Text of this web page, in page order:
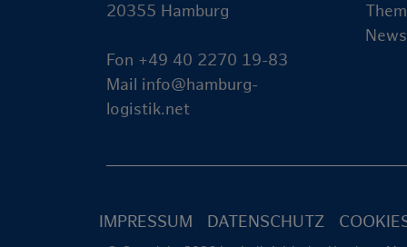
20355 Hamburg
Fon +49 40 2270 19-83
Mail info@hamburg-
logistik.net
News
IMPRESSUM DATENSCHUTZ